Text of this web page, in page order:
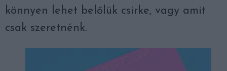
könnyen lehet belőlük csirke, vagy amit
csak szeretnénk.